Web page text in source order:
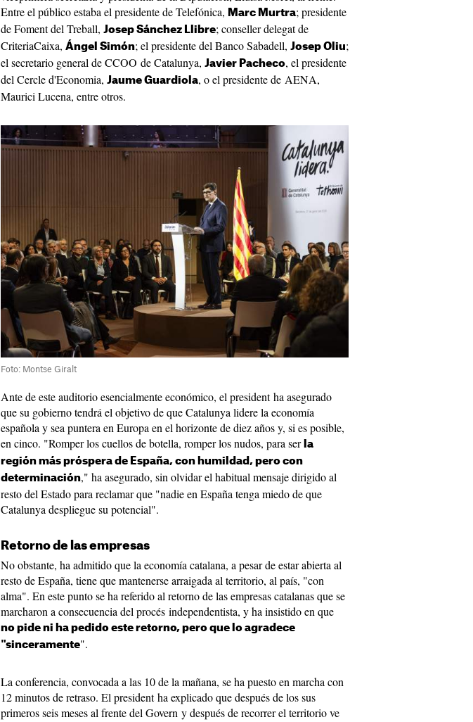
Entre el público estaba el presidente de Telefónica, Marc Murtra; presidente
de Foment del Treball, Josep Sánchez Llibre; conseller delegat de
CriteriaCaixa, Ángel Simón; el presidente del Banco Sabadell, Josep Oliu;
el secretario general de CCOO de Catalunya, Javier Pacheco, el presidente
del Cercle d'Economia, Jaume Guardiola, o el presidente de AENA,
Maurici Lucena, entre otros.
Foto: Montse Giralt
Ante de este auditorio esencialmente económico, el president ha asegurado
que su gobierno tendrá el objetivo de que Catalunya lidere la economía
española y sea puntera en Europa en el horizonte de diez años y, si es posible,
en cinco. "Romper los cuellos de botella, romper los nudos, para ser la
región más próspera de España, con humildad, pero con
determinación," ha asegurado, sin olvidar el habitual mensaje dirigido al
resto del Estado para reclamar que "nadie en España tenga miedo de que
Catalunya despliegue su potencial".
Retorno de las empresas
No obstante, ha admitido que la economía catalana, a pesar de estar abierta al
resto de España, tiene que mantenerse arraigada al territorio, al país, "con
alma". En este punto se ha referido al retorno de las empresas catalanas que se
marcharon a consecuencia del procés independentista, y ha insistido en que
no pide ni ha pedido este retorno, pero que lo agradece
"sinceramente".
La conferencia, convocada a las 10 de la mañana, se ha puesto en marcha con
12 minutos de retraso. El president ha explicado que después de los sus
primeros seis meses al frente del Govern y después de recorrer el territorio ve